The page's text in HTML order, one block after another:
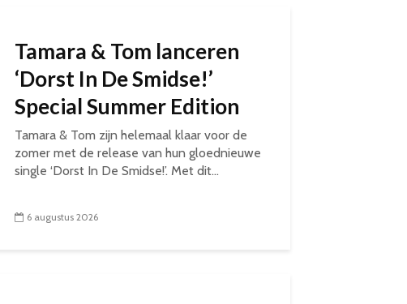
Tamara & Tom lanceren
‘Dorst In De Smidse!’
Special Summer Edition
Tamara & Tom zijn helemaal klaar voor de
zomer met de release van hun gloednieuwe
single ‘Dorst In De Smidse!’. Met dit...
6 augustus 2026